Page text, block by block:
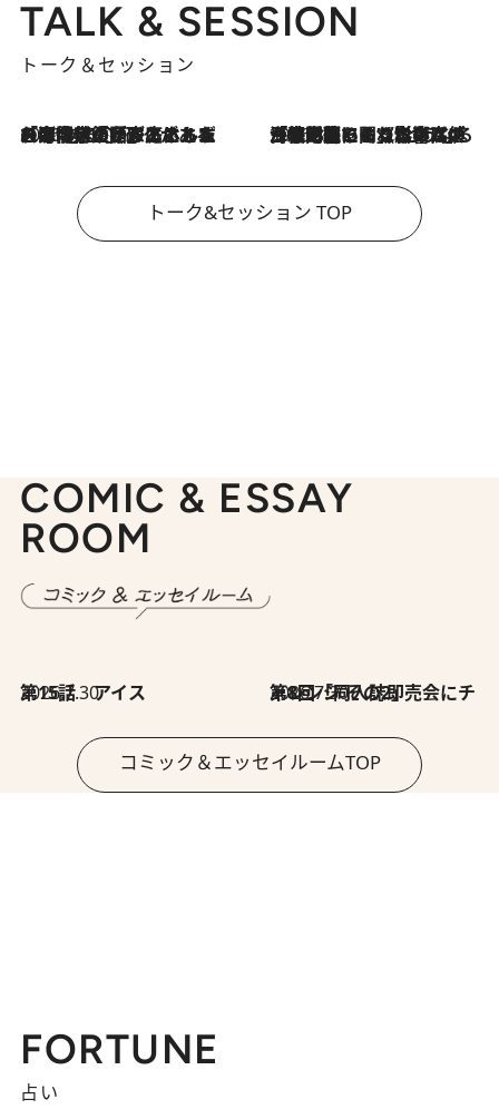
TALK & SESSION
トーク＆セッション
2026.8.3
「今後値上げがあるとすれば…」「リスクがあるのは今年の冬」エネルギー専門家が語る、ホルムズ海峡封鎖が家庭にもたらす“ある心配” 2026.8.3
「住宅建てられない…」「サーチャージ料の高値が続いている」ホルムズ海峡封鎖による影響はいつまで続く？《エネルギー専門家に聞く“どうなる日本の暮らし”》
トーク&セッション TOP
COMIC & ESSAY
ROOM
2026.7.30
第15話 アイス 2026.7.30
第8回「同人誌即売会にチャレンジ その2」
コミック＆エッセイルームTOP
FORTUNE
占い